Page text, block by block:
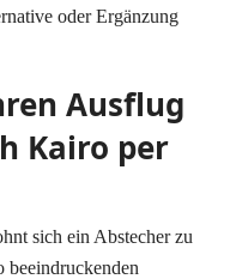
oder Ergänzung
Ausflug
Kairo per
sich ein Abstecher zu
beeindruckenden